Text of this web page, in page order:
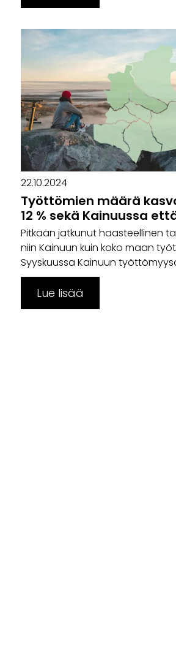
22.10.2024
Työttömien määrä
12 % sekä Kainuussa
Pitkään jatkunut haasteellinen
niin Kainuun kuin koko maan
Syyskuussa Kainuun
Lue lisää